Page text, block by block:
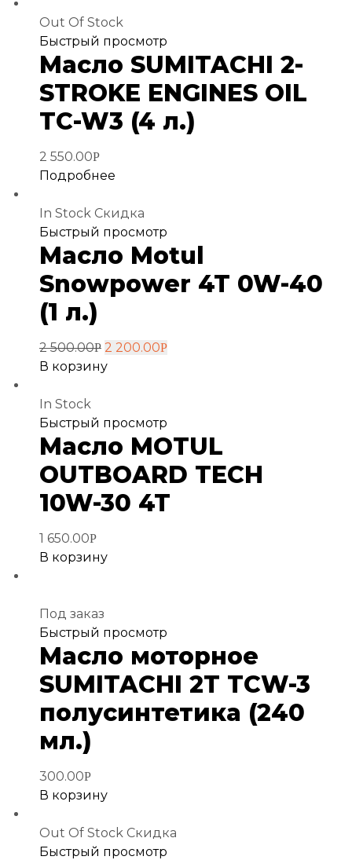
Out Of Stock
Добавить
в
Быстрый просмотр
Масло SUMITACHI 2-
STROKE ENGINES OIL
TC-W3 (4 л.)
2 550.00Р
Подробнее
In Stock Скидка
Добавить
в
Быстрый просмотр
Масло Motul
Snowpower 4T 0W-40
(1 л.)
2 500.00Р 2 200.00Р
В корзину
In Stock
Добавить
в
Быстрый просмотр
Масло MOTUL
OUTBOARD TECH
10W-30 4T
1 650.00Р
В корзину
Под заказ
Добавить
в
Быстрый просмотр
Масло моторное
SUMITAСHI 2T TCW-3
полусинтетика (240
мл.)
300.00Р
В корзину
Out Of Stock Скидка
Добавить
Быстрый просмотр